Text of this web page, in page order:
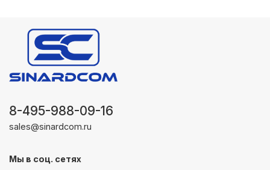
8-495-988-09-16
sales@sinardcom.ru
Мы в соц. сетях